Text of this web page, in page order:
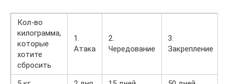
Кол-во
килограмма,
которые
хотите
сбросить
1.
Атака
2.
Чередование
3.
Закрепление